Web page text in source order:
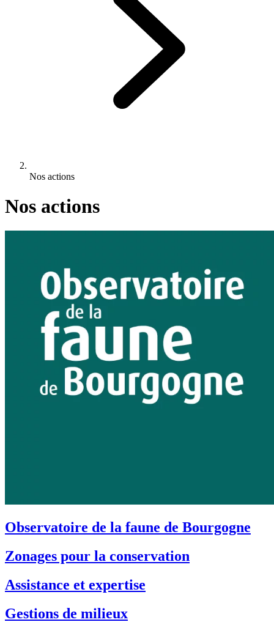
Nos actions
Nos actions
Observatoire de la faune de Bourgogne
Zonages pour la conservation
Assistance et expertise
Gestions de milieux